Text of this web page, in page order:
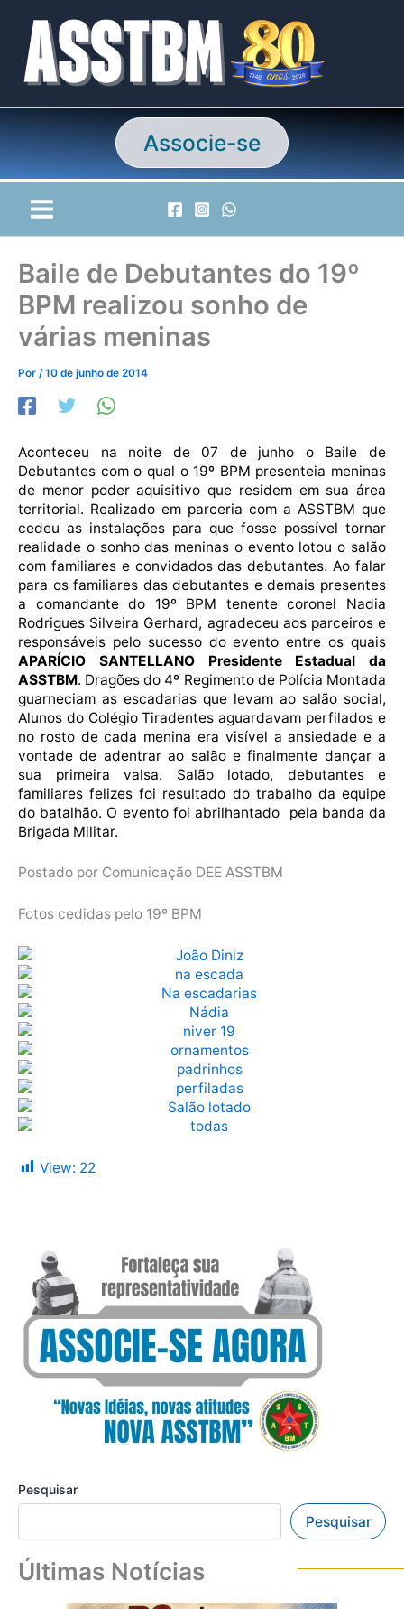
conteúdo
Associe-se
Baile de Debutantes do 19º
BPM realizou sonho de
várias meninas
Por /10 de junho de 2014
Aconteceu na noite de 07 de junho o Baile de
Debutantes com o qual o 19º BPM presenteia meninas
de menor poder aquisitivo que residem em sua área
territorial. Realizado em parceria com a ASSTBM que
cedeu as instalações para que fosse possível tornar
realidade o sonho das meninas o evento lotou o salão
com familiares e convidados das debutantes. Ao falar
para os familiares das debutantes e demais presentes
a comandante do 19º BPM tenente coronel Nadia
Rodrigues Silveira Gerhard, agradeceu aos parceiros e
responsáveis pelo sucesso do evento entre os quais
APARÍCIO SANTELLANO
Presidente Estadual da
ASSTBM. Dragões do 4º Regimento de Polícia Montada
guarneciam as escadarias que levam ao salão social,
Alunos do Colégio Tiradentes aguardavam perfilados e
no rosto de cada menina era visível a ansiedade e a
vontade de adentrar ao salão e finalmente dançar a
sua primeira valsa. Salão lotado, debutantes e
familiares felizes foi resultado do trabalho da equipe
do batalhão. O evento foi abrilhantado pela banda da
Brigada Militar.
Postado por Comunicação DEE ASSTBM
Fotos cedidas pelo 19º BPM
View: 22
Pesquisar
Pesquisar
Últimas Notícias